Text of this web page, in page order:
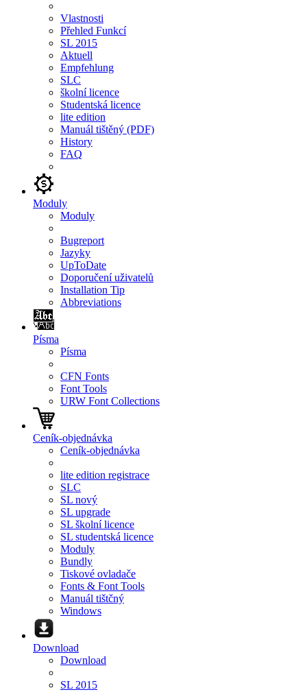
Vlastnosti
Přehled Funkcí
SL 2015
Aktuell
Empfehlung
SLC
školní licence
Studentská licence
lite edition
Manuál tištěný (PDF)
History
FAQ
Moduly
Moduly
Bugreport
Jazyky
UpToDate
Doporučení uživatelů
Installation Tip
Abbreviations
Písma
Písma
CFN Fonts
Font Tools
URW Font Collections
Ceník-objednávka
Ceník-objednávka
lite edition registrace
SLC
SL nový
SL upgrade
SL školní licence
SL studentská licence
Moduly
Bundly
Tiskové ovladače
Fonts & Font Tools
Manuál tištčný
Windows
Download
Download
SL 2015